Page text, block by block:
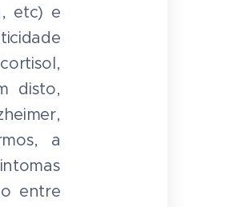
etc) e
disto,
a
entre